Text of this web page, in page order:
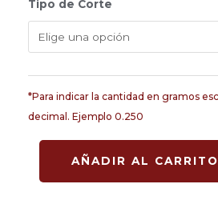
Tipo de Corte
cantidad
AÑADIR AL CARRITO